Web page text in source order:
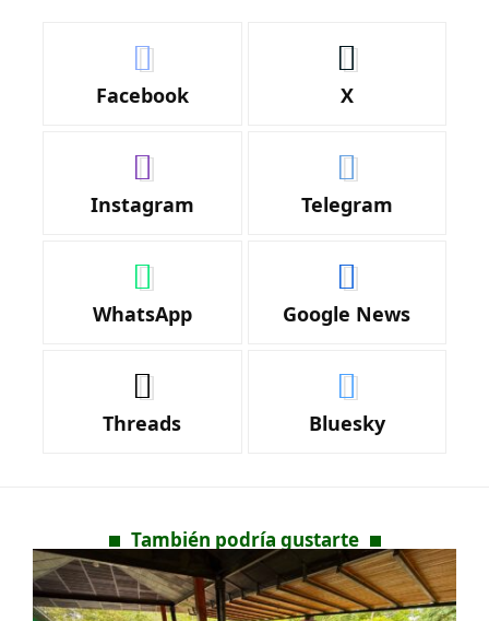
Facebook X
Instagram Telegram
WhatsApp Google News
Threads Bluesky
También podría gustarte